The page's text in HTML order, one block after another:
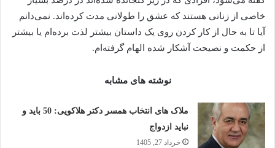
خاصی از زنانی هستند که عشق را طولانی مدت کرده‌اند. نمی‌دانم
آیا تا به حال از کار کردن روی یک داستان بیشتر لذت برده‌ام یا بیشتر
از حکمت و نصیحت آشکار شده الهام گرفته‌ام.
نوشته های مشابه
ملاک های انتخاب همسر دکتر هلاکویی: 50 باید و
نباید ازدواج
خرداد 27, 1405